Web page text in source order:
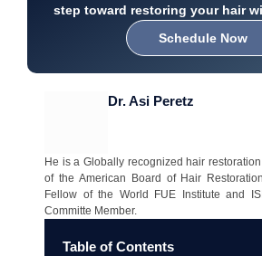
step toward restoring your hair
Schedule Now
Dr. Asi Peretz
He is a Globally recognized hair
of the American Board of Hair
Fellow of the World FUE Institute and
Committe Member.
Table of Contents